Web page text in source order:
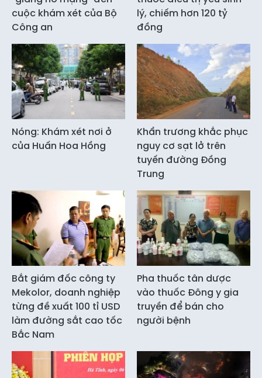
cuộc khám xét của Bộ
Công an
lý, chiếm hơn 120 tỷ
đồng
Nóng: Khám xét nơi ở
của Huấn Hoa Hồng
Khẩn trương khắc phục
nguy cơ sạt lở trên
tuyến đường Đồng
Trung
Bắt giám đốc công ty
Mekolor, doanh nghiệp
từng đề xuất 100 tỉ USD
làm đường sắt cao tốc
Bắc Nam
Pha thuốc tân dược
vào thuốc Đông y gia
truyền để bán cho
người bệnh